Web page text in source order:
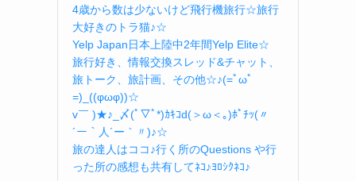
4歳から数は少ないけど飛行機旅行☆旅行
大好きのトラ猫♪☆
Yelp Japan日本上陸中2年間Yelp Elite☆
旅行好き、情報交換スレッド&チャット、
旅トーク、旅計画、その他☆♪(=ﾟωﾟ
=)_((φωφ))☆
v￣ )★♪_〆(ﾟ▽ﾟ*)ｶｷｺd(＞ω＜｡)ﾎﾟﾁｯ(〃
´ー｀人´ー｀〃)♪☆
旅の達人はココ♪行く所のQuestions や行
った所の感想も共有してﾈｺ♪ﾖﾛｼｸﾈｺ♪